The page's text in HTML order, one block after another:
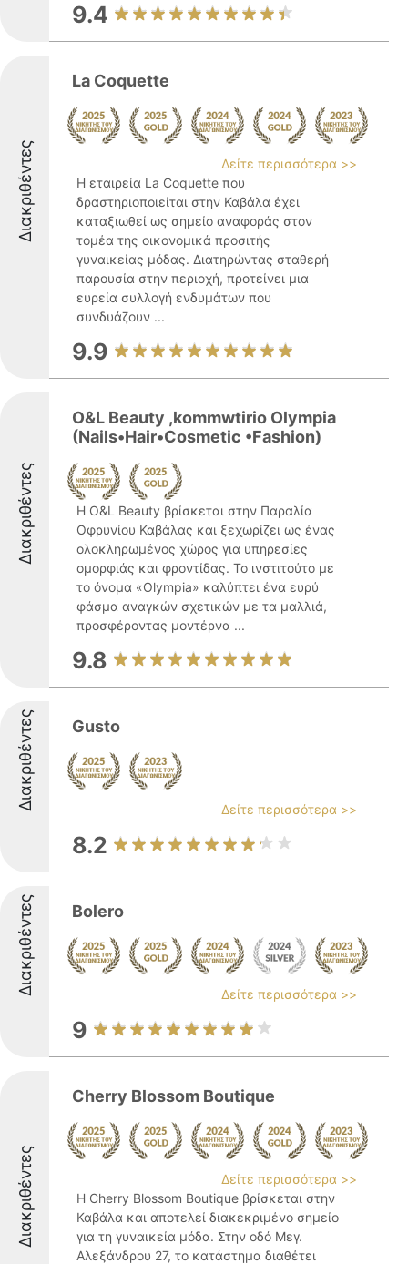
9.4
Διακριθέντες
La Coquette
Δείτε περισσότερα >>
Η εταιρεία La Coquette που
δραστηριοποιείται στην Καβάλα έχει
καταξιωθεί ως σημείο αναφοράς στον
τομέα της οικονομικά προσιτής
γυναικείας μόδας. Διατηρώντας σταθερή
παρουσία στην περιοχή, προτείνει μια
ευρεία συλλογή ενδυμάτων που
συνδυάζουν ...
9.9
Διακριθέντες
O&L Beauty ,kommwtirio Olympia
(Nails•Hair•Cosmetic •Fashion)
Η O&L Beauty βρίσκεται στην Παραλία
Οφρυνίου Καβάλας και ξεχωρίζει ως ένας
ολοκληρωμένος χώρος για υπηρεσίες
ομορφιάς και φροντίδας. Το ινστιτούτο με
το όνομα «Olympia» καλύπτει ένα ευρύ
φάσμα αναγκών σχετικών με τα μαλλιά,
προσφέροντας μοντέρνα ...
9.8
Διακριθέντες Gusto
Δείτε περισσότερα >>
8.2
Διακριθέντες Bolero
Δείτε περισσότερα >>
9
Διακριθέντες
Cherry Blossom Boutique
Δείτε περισσότερα >>
Η Cherry Blossom Boutique βρίσκεται στην
Καβάλα και αποτελεί διακεκριμένο σημείο
για τη γυναικεία μόδα. Στην οδό Μεγ.
Αλεξάνδρου 27, το κατάστημα διαθέτει